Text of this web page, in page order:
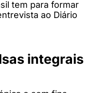
tem para formar
ao Diário
integrais